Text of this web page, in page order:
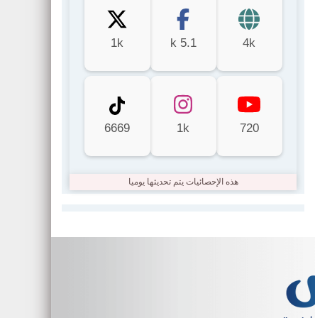
4k
5.1 k
1k
720
1k
6669
هذه الإحصائيات يتم تحديثها يوميا